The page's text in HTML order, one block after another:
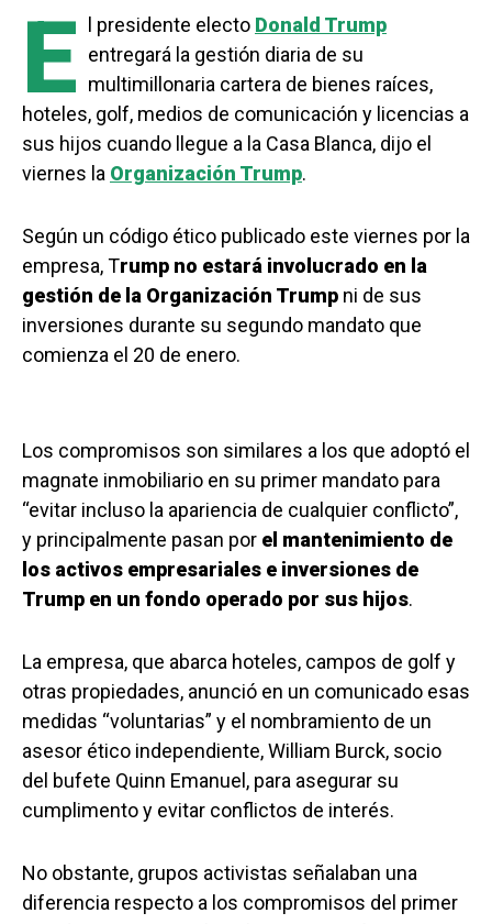
E l presidente electo Donald Trump
entregará la gestión diaria de su
multimillonaria cartera de bienes raíces,
hoteles, golf, medios de comunicación y licencias a
sus hijos cuando llegue a la Casa Blanca, dijo el
viernes la Organización Trump.
Según un código ético publicado este viernes por la
empresa, Trump no estará involucrado en la
gestión de la Organización Trump ni de sus
inversiones durante su segundo mandato que
comienza el 20 de enero.
Los compromisos son similares a los que adoptó el
magnate inmobiliario en su primer mandato para
“evitar incluso la apariencia de cualquier conflicto”,
y principalmente pasan por el mantenimiento de
los activos empresariales e inversiones de
Trump en un fondo operado por sus hijos.
La empresa, que abarca hoteles, campos de golf y
otras propiedades, anunció en un comunicado esas
medidas “voluntarias” y el nombramiento de un
asesor ético independiente, William Burck, socio
del bufete Quinn Emanuel, para asegurar su
cumplimento y evitar conflictos de interés.
No obstante, grupos activistas señalaban una
diferencia respecto a los compromisos del primer